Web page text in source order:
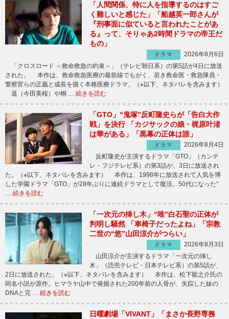
「人間関係、特に人を指導するのはすご
く難しいと感じた」「船越英一郎さんが
『刑事面に似ていると言われたことがあ
る』って、そりゃあ2時間ドラマの帝王だ
もの」
ドラマ
2026年8月6日
「クロスロード ～救命救急の約束～」（テレビ朝日系）の第5話が4日に放送
された。 本作は、救命救急医療の最前線でもがく、若き救命医・救急隊員・
警察官らの正義と成長を描く本格医療ドラマ。（※以下、ネタバレを含みます）
遥（今田美桜）や桐 … 続きを読む
「GTO」“鬼塚”反町隆史らが「告白大作
戦」を決行 「カジサックの娘・梶原叶渚
は華がある」「黒幕の正体は誰」
ドラマ
2026年8月4日
反町隆史が主演するドラマ「GTO」（カンテ
レ・フジテレビ系）の第3話が、3日に放送され
た。（※以下、ネタバレを含みます） 本作は、1998年に放送されて人気を博
した学園ドラマ「GTO」が28年ぶりに連続ドラマとして復活。50代になった“
… 続きを読む
「一次元の挿し木」“唯”白石聖の正体が
判明し騒然 「車椅子だったよね」「宗教
二世の“悠”山田涼介がつらい」
ドラマ
2026年8月3日
山田涼介が主演するドラマ「一次元の挿し
木」（読売テレビ・日本テレビ系）の第5話が、
2日に放送された。（※以下、ネタバレを含みます） 本作は、松下龍之介氏の
同名小説が原作。ヒマラヤ山中で発掘された200年前の人骨が、失踪した妹の
DNAと完 … 続きを読む
日曜劇場「VIVANT」「まさか長野専務